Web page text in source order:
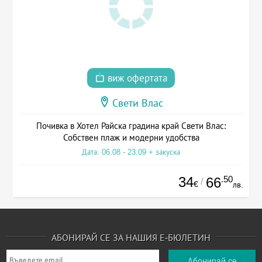
виж офертата
Свети Влас
Почивка в Хотел Райска градина край Свети Влас:
Собствен плаж и модерни удобства
Дата: 06.08 - 23.09 + закуска
34€ / 66.50
лв.
АБОНИРАЙ СЕ ЗА НАШИЯ Е-БЮЛЕТИН